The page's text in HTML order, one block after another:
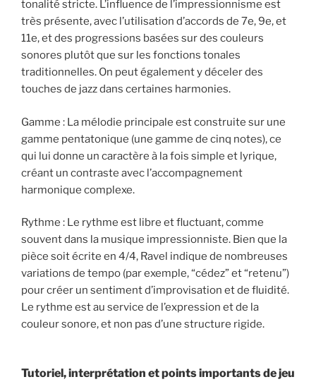
tonalité stricte. L’influence de l’impressionnisme est
très présente, avec l’utilisation d’accords de 7e, 9e, et
11e, et des progressions basées sur des couleurs
sonores plutôt que sur les fonctions tonales
traditionnelles. On peut également y déceler des
touches de jazz dans certaines harmonies.
Gamme : La mélodie principale est construite sur une
gamme pentatonique (une gamme de cinq notes), ce
qui lui donne un caractère à la fois simple et lyrique,
créant un contraste avec l’accompagnement
harmonique complexe.
Rythme : Le rythme est libre et fluctuant, comme
souvent dans la musique impressionniste. Bien que la
pièce soit écrite en 4/4, Ravel indique de nombreuses
variations de tempo (par exemple, “cédez” et “retenu”)
pour créer un sentiment d’improvisation et de fluidité.
Le rythme est au service de l’expression et de la
couleur sonore, et non pas d’une structure rigide.
Tutoriel, interprétation et points importants de jeu